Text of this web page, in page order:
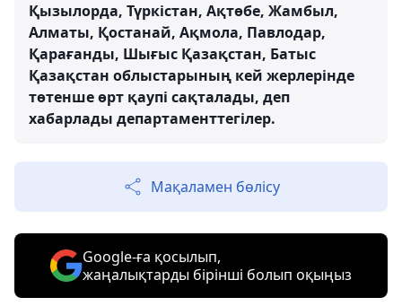
Қызылорда, Түркістан, Ақтөбе, Жамбыл,
Алматы, Қостанай, Ақмола, Павлодар,
Қарағанды, Шығыс Қазақстан, Батыс
Қазақстан облыстарының кей жерлерінде
төтенше өрт қаупі сақталады, деп
хабарлады департаменттегілер.
Мақаламен бөлісу
Google-ға қосылып,
жаңалықтарды бірінші болып оқыңыз